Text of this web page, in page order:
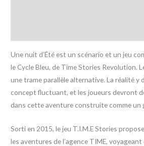
Une nuit d’Été est un scénario et un jeu
le Cycle Bleu, de Time Stories Revolution.
une trame parallèle alternative. La réalité y
concept fluctuant, et les joueurs devront
dans cette aventure construite comme un
Sorti en 2015, le jeu T.I.M.E Stories
les aventures de l’agence TIME,